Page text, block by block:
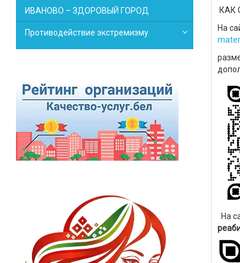
ИВАНОВО – ЗДОРОВЫЙ ГОРОД
Противодействие экстремизму
КАК
На
На